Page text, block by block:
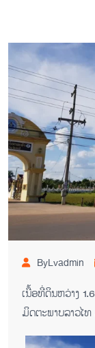
ByLvadmin
ເນື້ອທີ່ດິນຫວ່າງ
ມິດຕະພາບລາວໄທ